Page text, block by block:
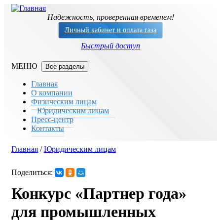
Перейти к основному содержанию
Надежность, проверенная временем!
Личный кабинет и оплата газа
Быстрый доступ
Все разделы
Главная
О компании
Физическим лицам
Юридическим лицам
Пресс-центр
Контакты
Вы здесь
Главная / Юридическим лицам
Поделиться:
Конкурс «Партнер года»
для промышленных